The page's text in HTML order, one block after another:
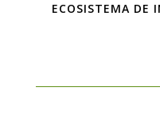
ECOSISTEMA DE